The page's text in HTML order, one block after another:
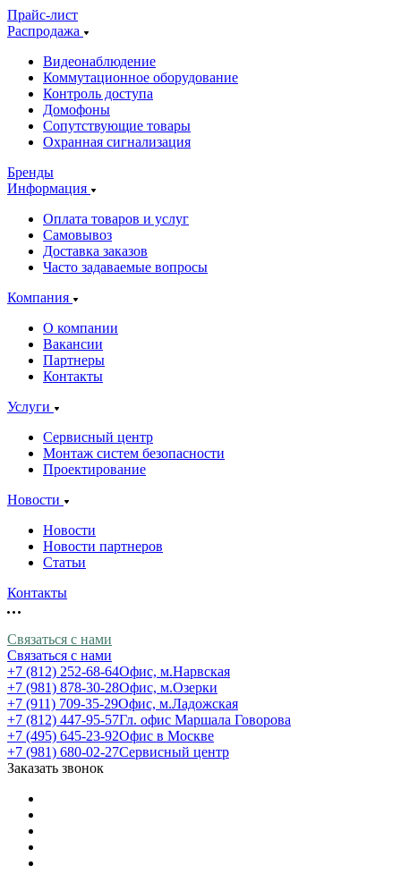
Прайс-лист
Распродажа
Видеонаблюдение
Коммутационное оборудование
Контроль доступа
Домофоны
Сопутствующие товары
Охранная сигнализация
Бренды
Информация
Оплата товаров и услуг
Самовывоз
Доставка заказов
Часто задаваемые вопросы
Компания
О компании
Вакансии
Партнеры
Контакты
Услуги
Сервисный центр
Монтаж систем безопасности
Проектирование
Новости
Новости
Новости партнеров
Статьи
Контакты
Связаться с нами
Связаться с нами
+7 (812) 252-68-64Офис, м.Нарвская
+7 (981) 878-30-28Офис, м.Озерки
+7 (911) 709-35-29Офис, м.Ладожская
+7 (812) 447-95-57Гл. офис Маршала Говорова
+7 (495) 645-23-92Офис в Москве
+7 (981) 680-02-27Сервисный центр
Заказать звонок